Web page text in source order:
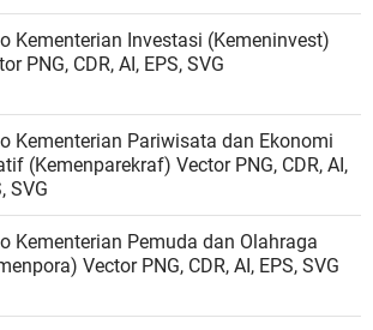
Kementerian Investasi (Kemeninvest)
PNG, CDR, AI, EPS, SVG
Kementerian Pariwisata dan Ekonomi
(Kemenparekraf) Vector PNG, CDR, AI,
SVG
Kementerian Pemuda dan Olahraga
Vector PNG, CDR, AI, EPS, SVG